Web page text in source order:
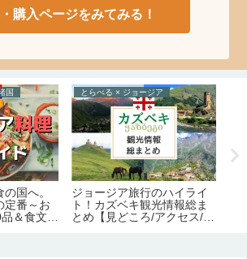
購入ページをみてみる！
ポット
【14の
ら穴場ま
のぶよキッチン
ジョージア料理の本場の味
そのまま！「シュクメル
リ」のレシピ・作り方【の